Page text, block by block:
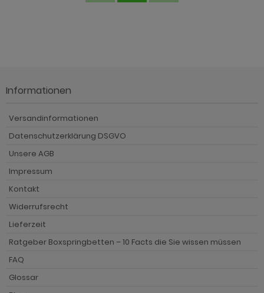
Informationen
Versandinformationen
Datenschutzerklärung DSGVO
Unsere AGB
Impressum
Kontakt
Widerrufsrecht
Lieferzeit
Ratgeber Boxspringbetten – 10 Facts die Sie wissen müssen
FAQ
Glossar